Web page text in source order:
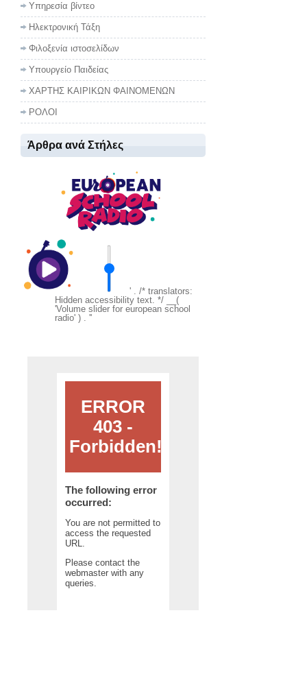
Υπηρεσία βίντεο
Ηλεκτρονική Τάξη
Φιλοξενία ιστοσελίδων
Υπουργείο Παιδείας
ΧΑΡΤΗΣ ΚΑΙΡΙΚΩΝ ΦΑΙΝΟΜΕΝΩΝ
ΡΟΛΟΙ
Άρθρα ανά Στήλες
' . /* translators:
Hidden accessibility text. */ __(
'Volume slider for european school
radio' ) . ''